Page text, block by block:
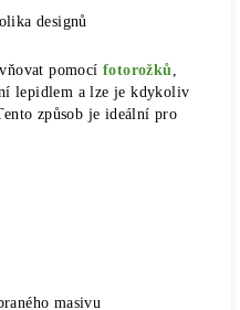
designů
pomocí fotorožků,
lepidlem a lze je kdykoliv
způsob je ideální pro
masivu